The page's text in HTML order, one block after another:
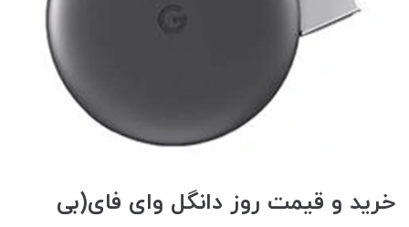
خرید و قیمت روز دانگل وای فای(بی